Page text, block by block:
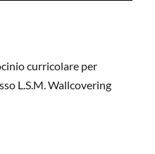
curricolare per
L.S.M. Wallcovering